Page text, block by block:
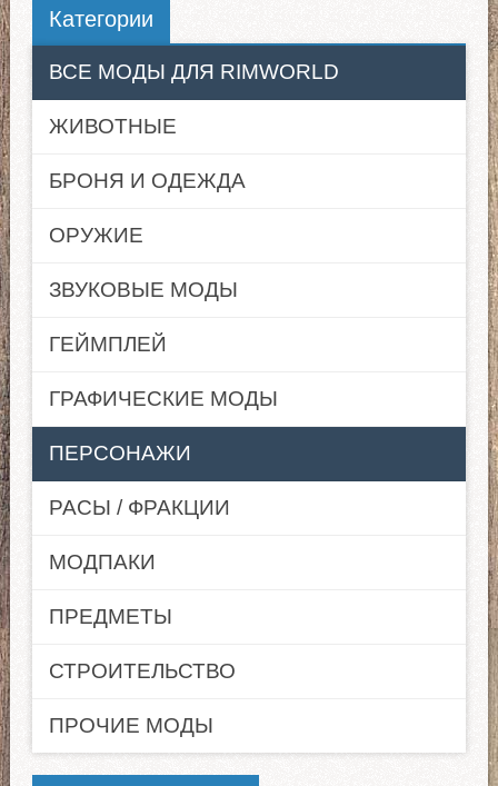
Категории
ВСЕ МОДЫ ДЛЯ RIMWORLD
ЖИВОТНЫЕ
БРОНЯ И ОДЕЖДА
ОРУЖИЕ
ЗВУКОВЫЕ МОДЫ
ГЕЙМПЛЕЙ
ГРАФИЧЕСКИЕ МОДЫ
ПЕРСОНАЖИ
РАСЫ / ФРАКЦИИ
МОДПАКИ
ПРЕДМЕТЫ
СТРОИТЕЛЬСТВО
ПРОЧИЕ МОДЫ